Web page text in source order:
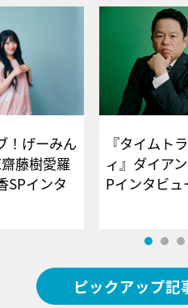
！げーみん
藤樹愛羅
SPインタ
『タイムト
ィ』ダイア
Pインタ
ピックアップ記